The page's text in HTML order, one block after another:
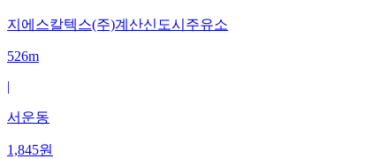
지에스칼텍스(주)계산신도시주유소
526m
|
서운동
1,845원